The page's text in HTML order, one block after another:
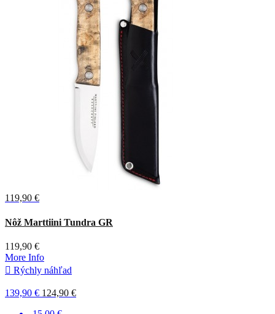
119,90 €
Čierna
Nôž Marttiini Tundra GR
119,90 €
More Info
 Rýchly náhľad
139,90 € 124,90 €